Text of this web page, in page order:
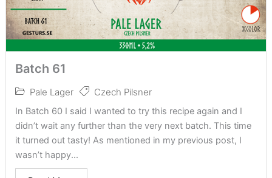
Batch 61
Pale Lager Czech Pilsner
In Batch 60 I said I wanted to try this recipe again and I
didn’t wait any further than the very next batch. This time
it turned out tasty! As mentioned in my previous post, I
wasn’t happy...